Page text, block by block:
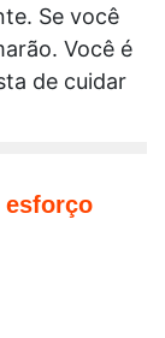
Se você
Você é
de cuidar
esforço